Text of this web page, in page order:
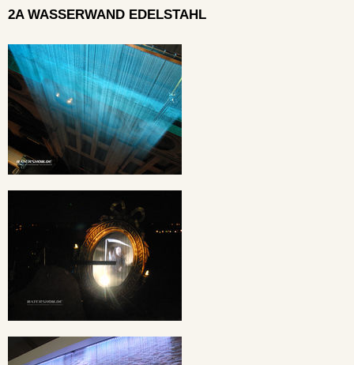
2A WASSERWAND EDELSTAHL